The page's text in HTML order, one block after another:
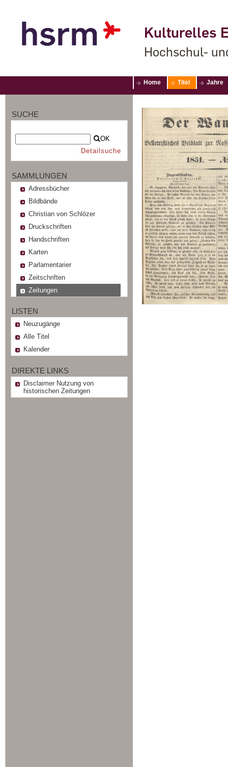
Kulturelles
Hochschul-
Home Titel Jahre
SUCHE
OK
Detailsuche
SAMMLUNGEN
Adressbücher
Bildbände
Christian von Schlözer
Druckschriften
Handschriften
Karten
Parlamentarier
Zeitschriften
Zeitungen
LISTEN
Neuzugänge
Alle Titel
Kalender
DIREKTE LINKS
Disclaimer Nutzung von
historischen Zeitungen